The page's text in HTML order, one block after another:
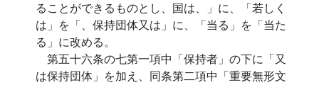
ることができるものとし、国は、」に、「若しく
は」を「、保持団体又は」に、「当る」を「当た
る」に改める。
第五十六条の七第一項中「保持者」の下に「又
は保持団体」を加え、同条第二項中「重要無形文